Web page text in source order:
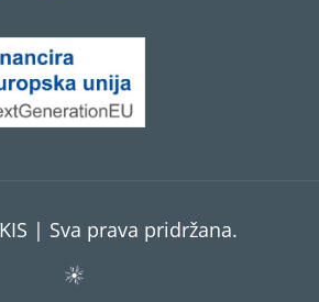
| Sva prava pridržana.